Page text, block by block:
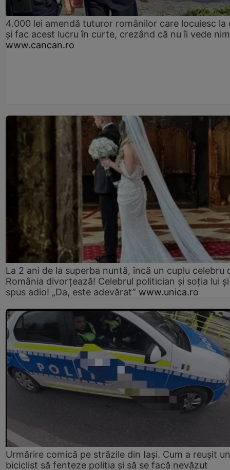
4.000 lei amendă tuturor românilor care locuiesc la
și fac acest lucru în curte, crezând că nu îi vede
www.cancan.ro
La 2 ani de la superba nuntă, încă un cuplu celebru
România divorțează! Celebrul politician și soția lui
spus adio! „Da, este adevărat” www.unica.ro
Urmărire comică pe străzile din Iași. Cum a reușit un
biciclist să fenteze poliția și să se facă nevăzut